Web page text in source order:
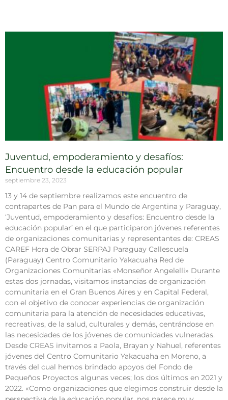
Juventud, empoderamiento y desafíos:
Encuentro desde la educación popular
septiembre 23, 2023
13 y 14 de septiembre realizamos este encuentro de
contrapartes de Pan para el Mundo de Argentina y Paraguay,
‘Juventud, empoderamiento y desafíos: Encuentro desde la
educación popular’ en el que participaron jóvenes referentes
de organizaciones comunitarias y representantes de: CREAS
CAREF Hora de Obrar SERPAJ Paraguay Callescuela
(Paraguay) Centro Comunitario Yakacuaha Red de
Organizaciones Comunitarias «Monseñor Angelelli» Durante
estas dos jornadas, visitamos instancias de organización
comunitaria en el Gran Buenos Aires y en Capital Federal,
con el objetivo de conocer experiencias de organización
comunitaria para la atención de necesidades educativas,
recreativas, de la salud, culturales y demás, centrándose en
las necesidades de los jóvenes de comunidades vulneradas.
Desde CREAS invitamos a Paola, Brayan y Nahuel, referentes
jóvenes del Centro Comunitario Yakacuaha en Moreno, a
través del cual hemos brindado apoyos del Fondo de
Pequeños Proyectos algunas veces; los dos últimos en 2021 y
2022. «Como organizaciones que elegimos construir desde la